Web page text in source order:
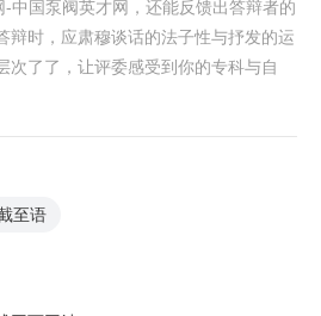
中国泵阀英才网，还能反馈出答辩者的
辩时，应肃穆谈话的法子性与抒发的运
次了了，让评委感受到你的专科与自
至语